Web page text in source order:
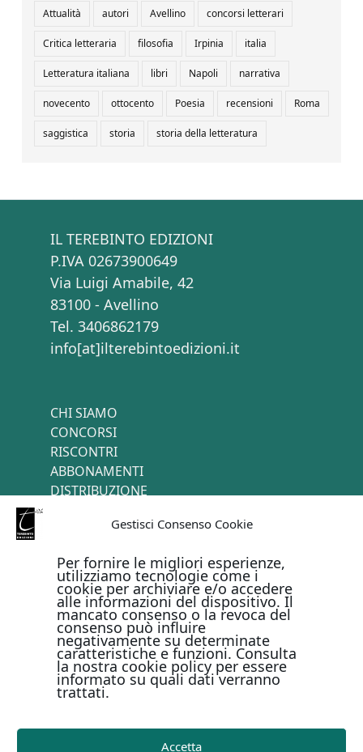
Gestisci Consenso Cookie
Per fornire le migliori esperienze,
utilizziamo tecnologie come i
cookie per archiviare e/o accedere
alle informazioni del dispositivo. Il
mancato consenso o la revoca del
consenso può influire
negativamente su determinate
caratteristiche e funzioni. Consulta
la nostra cookie policy per essere
informato su quali dati verranno
trattati.
Accetta
Attualità autori Avellino concorsi letterari
Critica letteraria filosofia Irpinia italia
Letteratura italiana libri Napoli narrativa
novecento ottocento Poesia recensioni Roma
saggistica storia storia della letteratura
IL TEREBINTO EDIZIONI
P.IVA 02673900649
Via Luigi Amabile, 42
83100 - Avellino
Tel. 3406862179
info[at]ilterebintoedizioni.it
CHI SIAMO
CONCORSI
RISCONTRI
ABBONAMENTI
DISTRIBUZIONE
PAGAMENTI ONLINE CON
Metodi di pagamento